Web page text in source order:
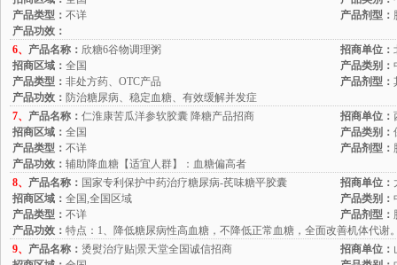
产品类型： 不详 产品剂型：
产品功效：
6、 产品名称： 欣糖6谷物调理粥 招商单位：
招商区域： 全国 产品类别：
产品类型： 非处方药、OTC产品 产品剂型：
产品功效： 防治糖尿病、稳定血糖、有效缓解并发症
7、 产品名称： 仁淮康苦瓜洋参软胶囊 降糖产品招商 招商单位：
招商区域： 全国 产品类别：
产品类型： 不详 产品剂型：
产品功效： 辅助降血糖【适宜人群】：血糖偏高者
8、 产品名称： 国家专利保护中药治疗糖尿病-芪味糖平胶囊 招商单位：
招商区域： 全国,全国区域 产品类别：
产品类型： 不详 产品剂型：
产品功效： 特点：1、降低糖尿病性高血糖，不降低正常血糖，全面改善机体代谢
9、 产品名称： 烫熨治疗贴|景天堂全国诚信招商 招商单位：